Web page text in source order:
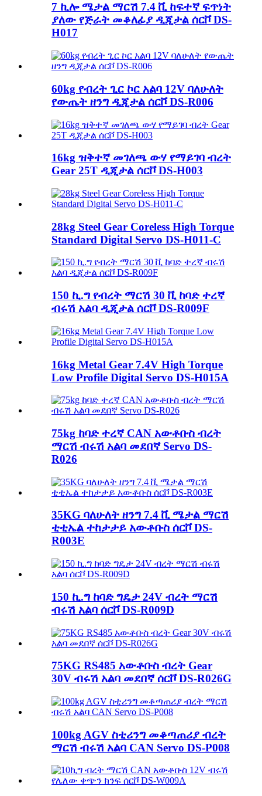
7 ኪሎ ሜታል ማርሽ 7.4 ቪ ከፍተኛ ፍጥነት
ያለው የጅራት መቆለፊያ ዲጂታል ሰርቮ DS-
H017
60kg የብረት ጊር ኮር አልባ 12V ባለሁለት
የውጤት ዘንግ ዲጂታል ሰርቮ DS-R006
16kg ዝቅተኛ መገለጫ ውሃ የማይገባ ብረት
Gear 25T ዲጂታል ሰርቮ DS-H003
28kg Steel Gear Coreless High Torque
Standard Digital Servo DS-H011-C
150 ኪ.ግ የብረት ማርሽ 30 ቪ ከባድ ተረኛ
ብሩሽ አልባ ዲጂታል ሰርቮ DS-R009F
16kg Metal Gear 7.4V High Torque
Low Profile Digital Servo DS-H015A
75kg ከባድ ተረኛ CAN አውቶቡስ ብረት
ማርሽ ብሩሽ አልባ መደበኛ Servo DS-
R026
35KG ባለሁለት ዘንግ 7.4 ቪ ሜታል ማርሽ
ቲቲኤል ተከታታይ አውቶቡስ ሰርቮ DS-
R003E
150 ኪ.ግ ከባድ ግዴታ 24V ብረት ማርሽ
ብሩሽ አልባ ሰርቮ DS-R009D
75KG RS485 አውቶቡስ ብረት Gear
30V ብሩሽ አልባ መደበኛ ሰርቮ DS-R026G
100kg AGV ስቲሪንግ መቆጣጠሪያ ብረት
ማርሽ ብሩሽ አልባ CAN Servo DS-P008